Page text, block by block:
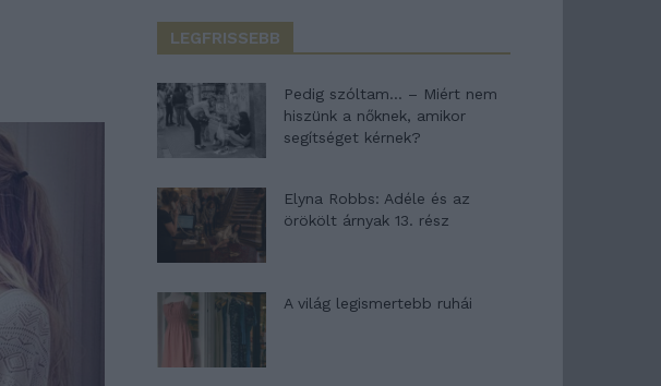
LEGFRISSEBB
Pedig szóltam… – Miért nem
hiszünk a nőknek, amikor
segítséget kérnek?
Elyna Robbs: Adéle és az
örökölt árnyak 13. rész
A világ legismertebb ruhái